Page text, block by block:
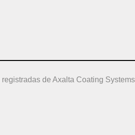
de Axalta Coating